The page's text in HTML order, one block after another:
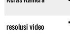
resolusi video